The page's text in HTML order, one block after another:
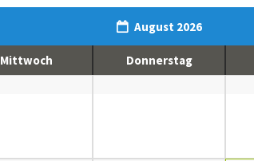
August 2026
Mittwoch Donnerstag